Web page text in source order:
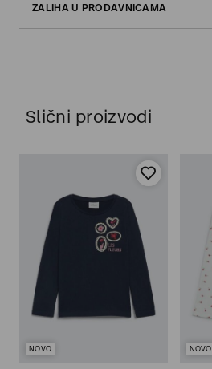
ZALIHA U PRODAVNICAMA
Slični proizvodi
NOVO NOVO